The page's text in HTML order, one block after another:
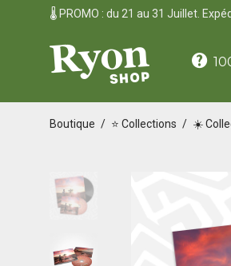
🌡️ PROMO : du 21 au 31 Juillet.
Boutique / ⭐ Collections / ☀️